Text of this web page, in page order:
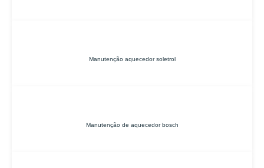
Manutenção aquecedor soletrol
Manutenção de aquecedor bosch